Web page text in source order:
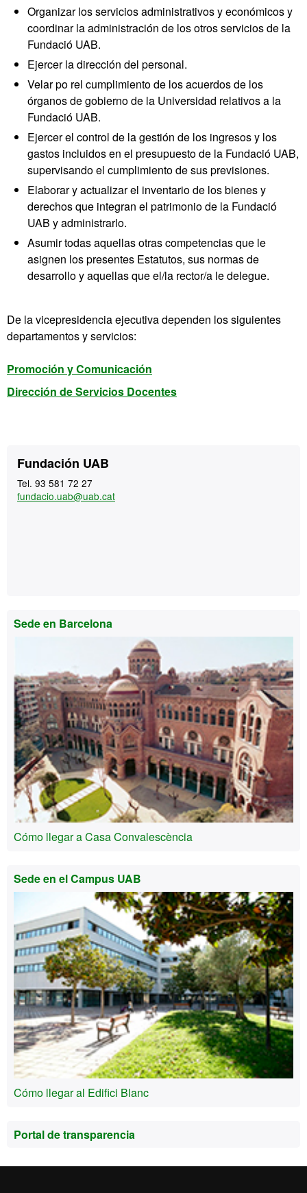
Organizar los servicios administrativos y económicos y
coordinar la administración de los otros servicios de la
Fundació UAB.
Ejercer la dirección del personal.
Velar po rel cumplimiento de los acuerdos de los
órganos de gobierno de la Universidad relativos a la
Fundació UAB.
Ejercer el control de la gestión de los ingresos y los
gastos incluidos en el presupuesto de la Fundació UAB,
supervisando el cumplimiento de sus previsiones.
Elaborar y actualizar el inventario de los bienes y
derechos que integran el patrimonio de la Fundació
UAB y administrarlo.
Asumir todas aquellas otras competencias que le
asignen los presentes Estatutos, sus normas de
desarrollo y aquellas que el/la rector/a le delegue.
De la vicepresidencia ejecutiva dependen los siguientes
departamentos y servicios:
Promoción y Comunicación
Dirección de Servicios Docentes
Información
complementaria
Contacto
Fundación UAB
Tel. 93 581 72 27
fundacio.uab@uab.cat
Sede en Barcelona
Cómo llegar a Casa Convalescència
Sede en el Campus UAB
Cómo llegar al Edifici Blanc
Portal de transparencia